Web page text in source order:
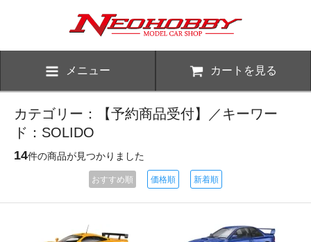
メニュー カートを見る
カテゴリー：【予約商品受付】／キーワー
ド：SOLIDO
14件の商品が見つかりました
おすすめ順 価格順 新着順